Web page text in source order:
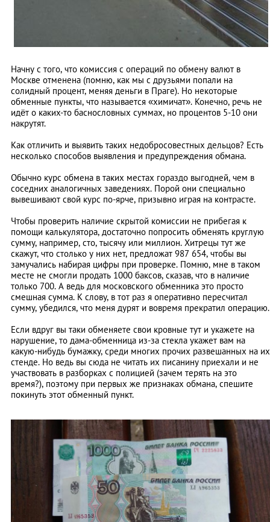
Начну с того, что комиссия с операций по обмену валют в
Москве отменена (помню, как мы с друзьями попали на
солидный процент, меняя деньги в Праге). Но некоторые
обменные пункты, что называется «химичат». Конечно, речь не
идёт о каких-то баснословных суммах, но процентов 5-10 они
накрутят.
Как отличить и выявить таких недобросовестных дельцов? Есть
несколько способов выявления и предупреждения обмана.
Обычно курс обмена в таких местах гораздо выгодней, чем в
соседних аналогичных заведениях. Порой они специально
вывешивают свой курс по-ярче, призывно играя на контрасте.
Чтобы проверить наличие скрытой комиссии не прибегая к
помощи калькулятора, достаточно попросить обменять круглую
сумму, например, сто, тысячу или миллион. Хитрецы тут же
скажут, что столько у них нет, предложат 987 654, чтобы вы
замучались набирая цифры при проверке. Помню, мне в таком
месте не смогли продать 1000 баксов, сказав, что в наличие
только 700. А ведь для московского обменника это просто
смешная сумма. К слову, в тот раз я оперативно пересчитал
сумму, убедился, что меня дурят и вовремя прекратил операцию.
Если вдруг вы таки обменяете свои кровные тут и укажете на
нарушение, то дама-обменница из-за стекла укажет вам на
какую-нибудь бумажку, среди многих прочих развешанных на их
стенде. Но ведь вы сюда не читать их писанину приехали и не
участвовать в разборках с полицией (зачем терять на это
время?), поэтому при первых же признаках обмана, спешите
покинуть этот обменный пункт.